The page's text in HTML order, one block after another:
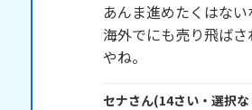
あんま進めたくはな
海外でにも売り飛ば
やね。
セナさん(14さい・ 選択な